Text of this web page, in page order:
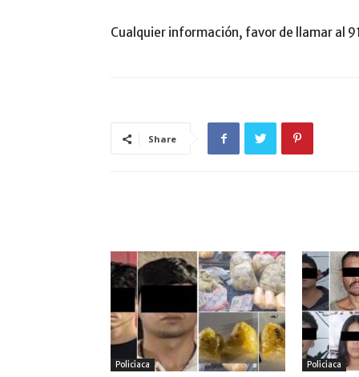
Cualquier información, favor de llamar al
Share
Policiaca Policiaca